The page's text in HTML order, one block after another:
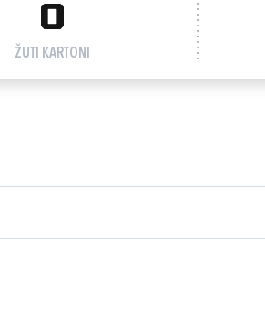
0
ŽUTI KARTONI